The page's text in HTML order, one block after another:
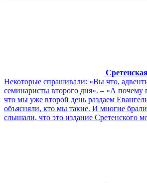
Некоторые спрашивали: «Вы что,
семинаристы второго дня». – «А почему
что мы уже второй день раздаем
объясняли, кто мы такие. И многие брали
слышали, что это издание Сретенского